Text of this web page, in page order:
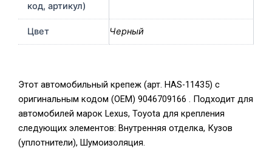
код, артикул)
Цвет Черный
Этот автомобильный крепеж (арт. HAS-11435) с
оригинальным кодом (OEM) 9046709166 . Подходит для
автомобилей марок Lexus, Toyota для крепления
следующих элементов: Внутренняя отделка, Кузов
(уплотнители), Шумоизоляция.